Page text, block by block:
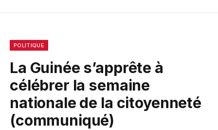
POLITIQUE
La Guinée s’apprête à
célébrer la semaine
nationale de la citoyenneté
(communiqué)